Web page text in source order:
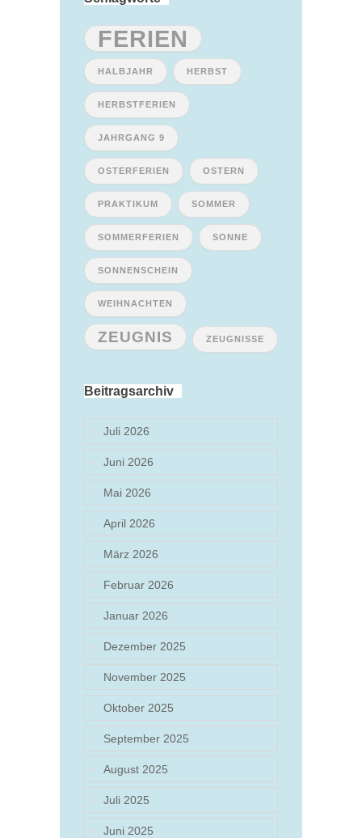
FERIEN
HALBJAHR HERBST
HERBSTFERIEN
JAHRGANG 9
OSTERFERIEN OSTERN
PRAKTIKUM SOMMER
SOMMERFERIEN SONNE
SONNENSCHEIN
WEIHNACHTEN
ZEUGNIS ZEUGNISSE
Beitragsarchiv
Juli 2026
Juni 2026
Mai 2026
April 2026
März 2026
Februar 2026
Januar 2026
Dezember 2025
November 2025
Oktober 2025
September 2025
August 2025
Juli 2025
Juni 2025